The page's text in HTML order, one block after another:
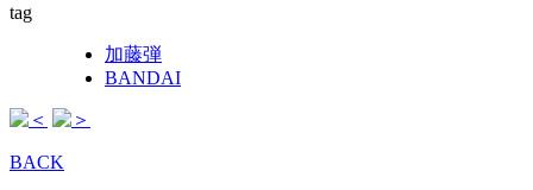
tag
加藤弾
BANDAI
BACK